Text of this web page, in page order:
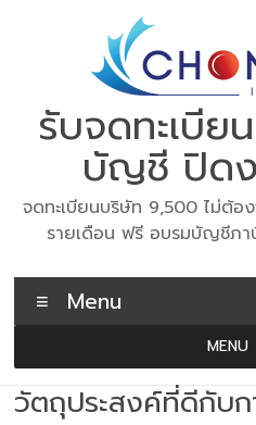
รับจดทะเบีย
บัญชี ปิดง
จดทะเบียนบริษัท 9,500 ไม่ต้อ
รายเดือน ฟรี อบรมบัญชีภา
Menu
MENU
วัตถุประสงค์ที่ดีกับ